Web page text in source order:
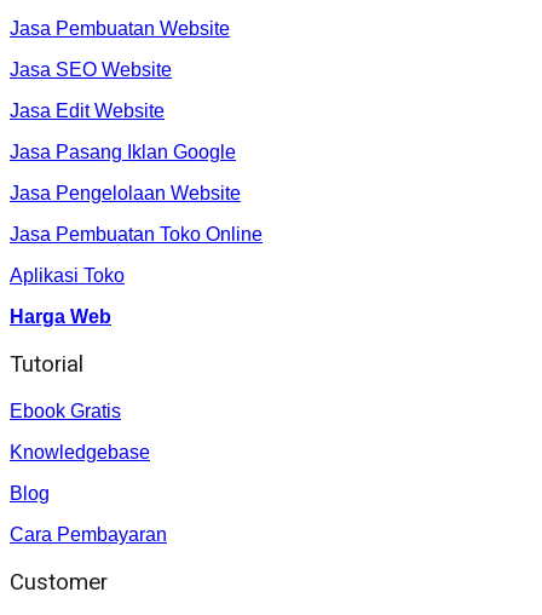
Jasa Pembuatan Website
Jasa SEO Website
Jasa Edit Website
Jasa Pasang Iklan Google
Jasa Pengelolaan Website
Jasa Pembuatan Toko Online
Aplikasi Toko
Harga Web
Tutorial
Ebook Gratis
Knowledgebase
Blog
Cara Pembayaran
Customer